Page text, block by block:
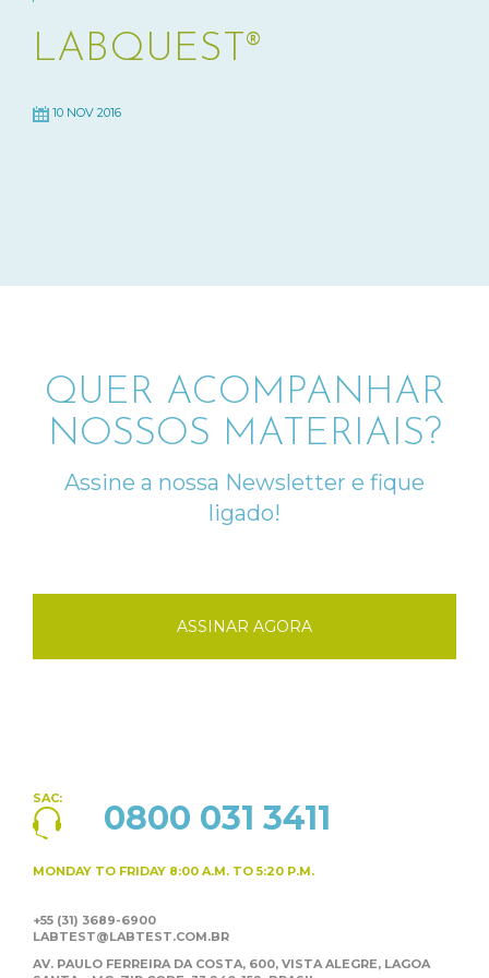
LABQUEST®
10 NOV 2016
QUER ACOMPANHAR
NOSSOS MATERIAIS?
Assine a nossa Newsletter e fique
ligado!
ASSINAR AGORA
SAC: 0800 031 3411
MONDAY TO FRIDAY 8:00 A.M. TO 5:20 P.M.
+55 (31) 3689-6900
LABTEST@LABTEST.COM.BR
AV. PAULO FERREIRA DA COSTA, 600, VISTA ALEGRE, LAGOA